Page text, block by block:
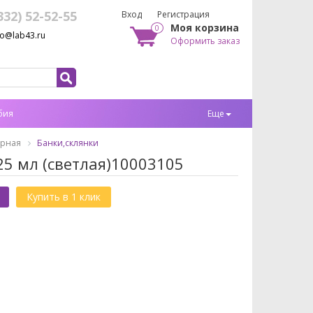
52-52-55 Вход Регистрация
0 Моя корзина
Оформить заказ
Еще
Банки,склянки
мл (светлая)10003105
Купить в 1 клик